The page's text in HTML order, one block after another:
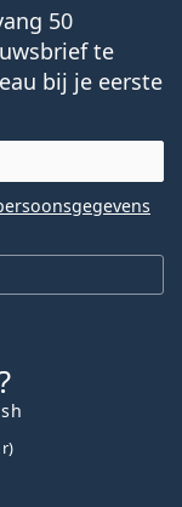
50
te
bij je eerste